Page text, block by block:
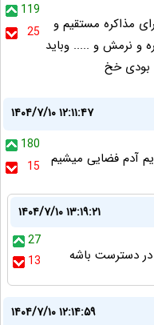
119
25
مذاکره مستقیم و
و نرمش و ..... وباید
بودی خخ
۱۴۰۴/۷/۱۰ ۱۲:۱۱:۴۷
180
15
آدم فضایی میشیم
۱۴۰۴/۷/۱۰ ۱۳:۱۹:۲۱
27
13
دسترست باشه
۱۴۰۴/۷/۱۰ ۱۲:۱۴:۵۹